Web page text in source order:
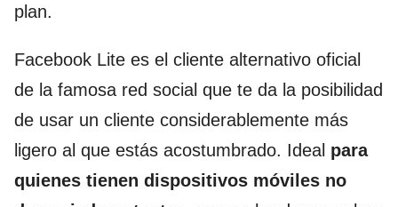
plan.
Facebook Lite es el cliente alternativo oficial
de la famosa red social que te da la posibilidad
de usar un cliente considerablemente más
ligero al que estás acostumbrado. Ideal para
quienes tienen dispositivos móviles no